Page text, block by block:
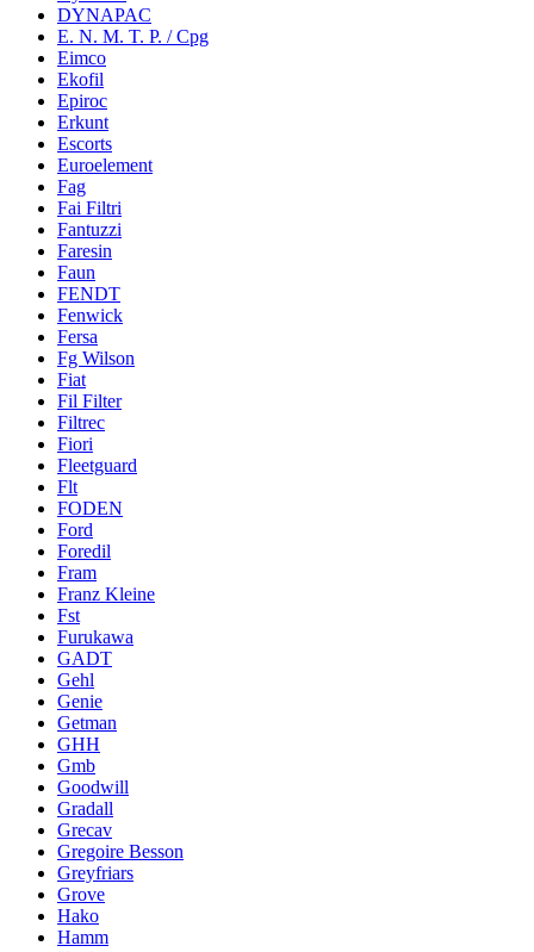
DYNAPAC
E. N. M. T. P. / Cpg
Eimco
Ekofil
Epiroc
Erkunt
Escorts
Euroelement
Fag
Fai Filtri
Fantuzzi
Faresin
Faun
FENDT
Fenwick
Fersa
Fg Wilson
Fiat
Fil Filter
Filtrec
Fiori
Fleetguard
Flt
FODEN
Ford
Foredil
Fram
Franz Kleine
Fst
Furukawa
GADT
Gehl
Genie
Getman
GHH
Gmb
Goodwill
Gradall
Grecav
Gregoire Besson
Greyfriars
Grove
Hako
Hamm